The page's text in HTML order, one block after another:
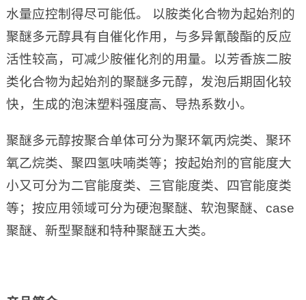
水量应控制得尽可能低。 以胺类化合物为起始剂的
聚醚多元醇具有自催化作用，与多异氰酸酯的反应
活性较高，可减少胺催化剂的用量。以芳香族二胺
类化合物为起始剂的聚醚多元醇，发泡后期固化较
快，生成的泡沫塑料强度高、导热系数小。
聚醚多元醇按聚合单体可分为聚环氧丙烷类、聚环
氧乙烷类、聚四氢呋喃类等；按起始剂的官能度大
小又可分为二官能度类、三官能度类、四官能度类
等；按应用领域可分为硬泡聚醚、软泡聚醚、case
聚醚、新型聚醚和特种聚醚五大类。